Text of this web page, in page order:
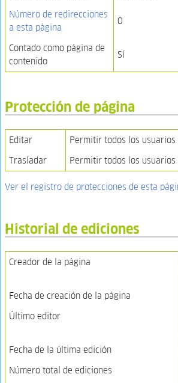
Número de redirecciones
a esta página
0
Contado como página de
contenido
Sí
Protección de página
Editar
Permitir todos los
Trasladar
Permitir todos los
Ver el registro de protecciones de esta
Historial de ediciones
Creador de la página
Fecha de creación de la página
Último editor
Fecha de la última edición
Número total de ediciones